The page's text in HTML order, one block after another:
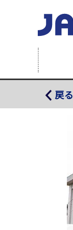
戻る
サイトウハム 直売所